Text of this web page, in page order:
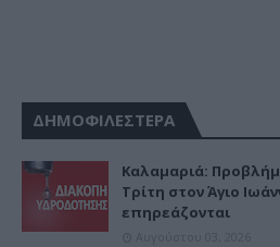
ΔΗΜΟΦΙΛΕΣΤΕΡΑ
Καλαμαριά:
Τρίτη στον Άγιο
επηρεάζονται